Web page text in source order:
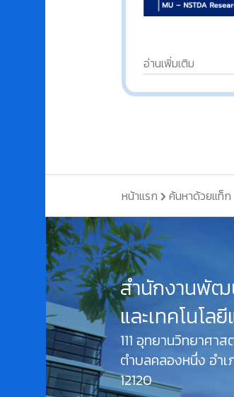
อ่านเพิ่มเติม
หน้าแรก ค้นหาด้วยแท็ก
สำนักงานพัฒ
และเทคโนโล
111 อุทยานวิทยาศา
ตำบลคลองหนึ่ง อำ
12120